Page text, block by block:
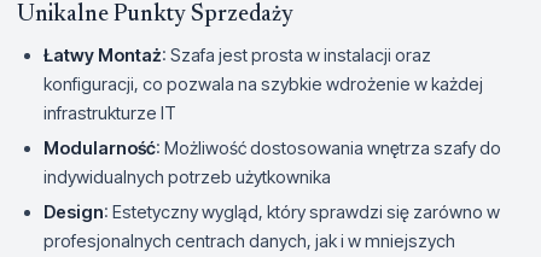
Unikalne Punkty Sprzedaży
Łatwy Montaż: Szafa jest prosta w instalacji oraz
konfiguracji, co pozwala na szybkie wdrożenie w każdej
infrastrukturze IT
Modularność: Możliwość dostosowania wnętrza szafy do
indywidualnych potrzeb użytkownika
Design: Estetyczny wygląd, który sprawdzi się zarówno w
profesjonalnych centrach danych, jak i w mniejszych